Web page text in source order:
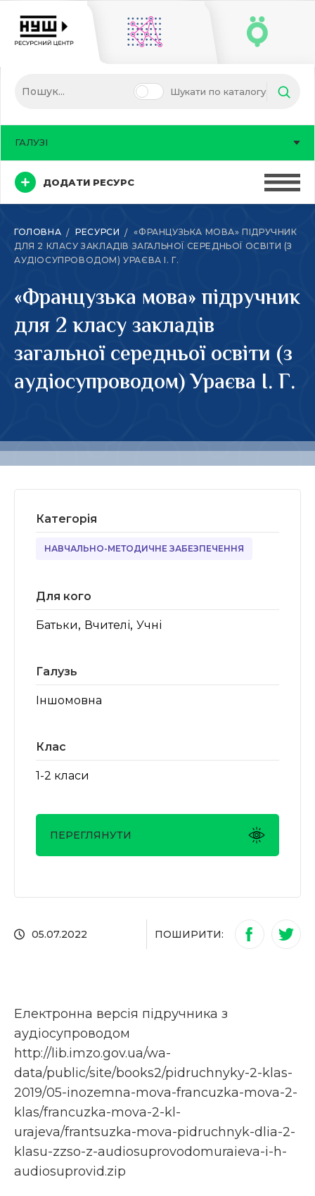
Шукати по каталогу
ДОДАТИ РЕСУРС
ГАЛУЗІ
ГОЛОВНА РЕСУРСИ
«ФРАНЦУЗЬКА МОВА» ПІДРУЧНИК
ДЛЯ 2 КЛАСУ ЗАКЛАДІВ ЗАГАЛЬНОЇ СЕРЕДНЬОЇ ОСВІТИ (З
АУДІОСУПРОВОДОМ) УРАЄВА І. Г.
«Французька мова» підручник
для 2 класу закладів
загальної середньої освіти (з
аудіосупроводом) Ураєва І. Г.
05.07.2022 ПОШИРИТИ:
Електронна версія підручника з
аудіосупроводом
http://lib.imzo.gov.ua/wa-
data/public/site/books2/pidruchnyky-2-klas-
2019/05-inozemna-mova-francuzka-mova-2-
klas/francuzka-mova-2-kl-
urajeva/frantsuzka-mova-pidruchnyk-dlia-2-
klasu-zzso-z-audiosuprovodomuraieva-i-h-
audiosuprovid.zip
Категорія
НАВЧАЛЬНО-МЕТОДИЧНЕ ЗАБЕЗПЕЧЕННЯ
Для кого
Батьки, Вчителі, Учні
Галузь
Іншомовна
Клас
1-2 класи
ПЕРЕГЛЯНУТИ